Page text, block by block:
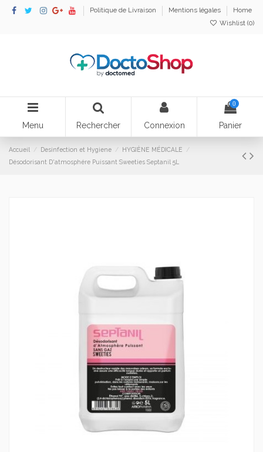
Politique de Livraison Mentions légales
Home
Wishlist (0)
Menu Rechercher Connexion
0
Panier
Accueil Desinfection et Hygiene
HYGIÈNE MÉDICALE
Désodorisant D'atmosphére Puissant Sweeties Septanil 5L